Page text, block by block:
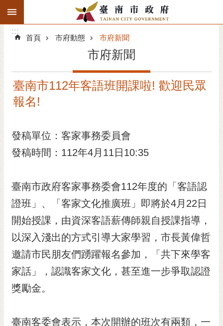
跳到主要內容區塊
搜
階
精彩府城
市府團隊
主題服務
市政資訊
市民互動
黃
偉
哲
螢
光
:::
:::
首頁 市府動態 市府新聞
市府新聞
臺南市112年客語班開課啦! 歡迎民眾
報名!
發稿單位：客家事務委員會
發稿時間：112年4月11日10:35
臺南市政府客家事務委會112年度的「客語認
證班」、「客家文化推廣班」即將於4月22日
開始授課，由資深客語薪傳師親自授課指導，
以深入淺出的方式引導大家學習，市長黃偉哲
邀請市民朋友們踴躍報名參加，「共下來學客
家話」，認識客家文化，甚至進一步爭取認證
獎勵金。
臺南客委會表示，本次開辦的班次有兩類，一